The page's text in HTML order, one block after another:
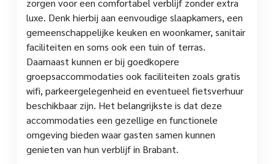
luxe. Denk hierbij aan eenvoudige slaapkamers, een
gemeenschappelijke keuken en woonkamer, sanitair
faciliteiten en soms ook een tuin of terras.
Daarnaast kunnen er bij goedkopere
groepsaccommodaties ook faciliteiten zoals gratis
wifi, parkeergelegenheid en eventueel fietsverhuur
beschikbaar zijn. Het belangrijkste is dat deze
accommodaties een gezellige en functionele
omgeving bieden waar gasten samen kunnen
genieten van hun verblijf in Brabant.